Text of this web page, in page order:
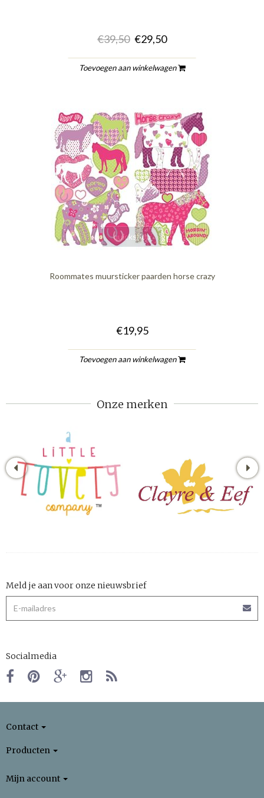
€39,50 €29,50
Toevoegen aan winkelwagen
quickshop
Roommates muursticker paarden horse crazy
€19,95
Toevoegen aan winkelwagen
Onze merken
Meld je aan voor onze nieuwsbrief
Socialmedia
Contact
Producten
Mijn account